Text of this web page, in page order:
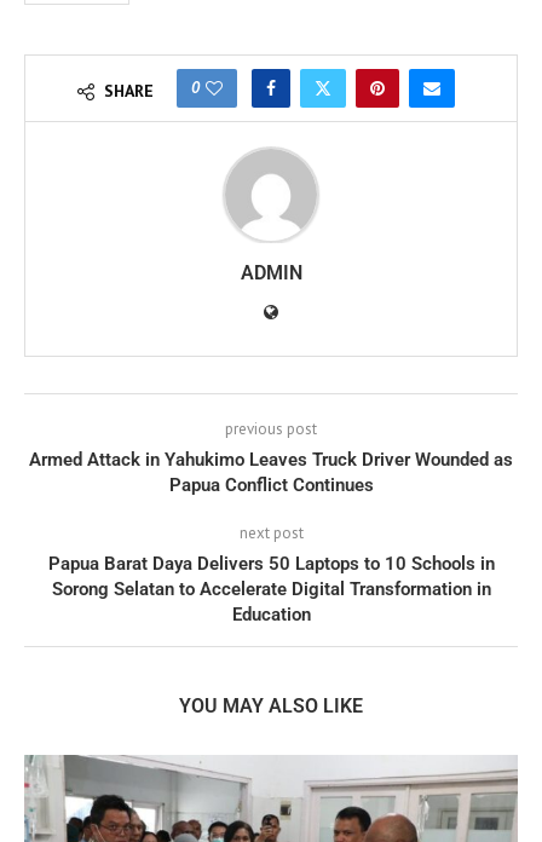
SHARE 0
ADMIN
previous post
Armed Attack in Yahukimo Leaves Truck Driver Wounded as
Papua Conflict Continues
next post
Papua Barat Daya Delivers 50 Laptops to 10 Schools in
Sorong Selatan to Accelerate Digital Transformation in
Education
YOU MAY ALSO LIKE